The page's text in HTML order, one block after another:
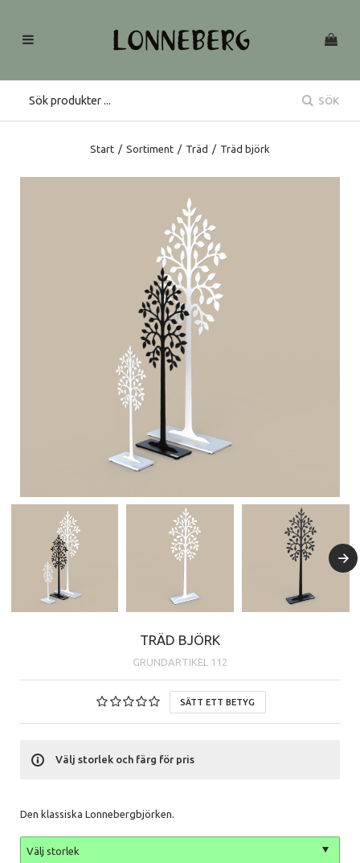
SÖK
Start / Sortiment / Träd / Träd björk
TRÄD BJÖRK
GRUNDARTIKEL 112
SÄTT ETT BETYG
Välj storlek och färg för pris
Den klassiska Lonnebergbjörken.